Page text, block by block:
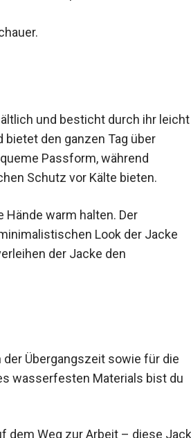
und besticht durch ihr leicht
den ganzen Tag über
Passform, während
Schutz vor Kälte bieten.
warm halten. Der
Look der Jacke
der Jacke den
Übergangszeit sowie für die
wasserfesten Materials bist du
dem Weg zur Arbeit – diese